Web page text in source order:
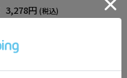
3,278円 (税込)